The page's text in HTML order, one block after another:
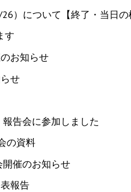
）について【終了・当日の
す
お知らせ
せ
告会に参加しました
の資料
開催のお知らせ
報告